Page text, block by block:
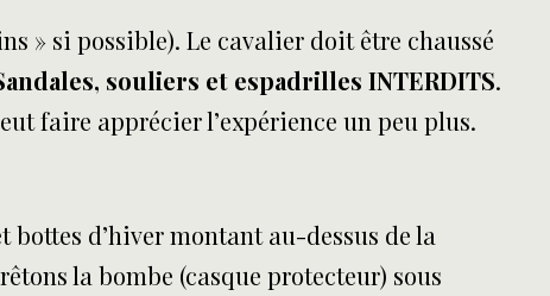
» si possible). Le cavalier doit être chaussé
souliers et espadrilles INTERDITS.
faire apprécier l’expérience un peu plus.
d’hiver montant au-dessus de la
la bombe (casque protecteur) sous